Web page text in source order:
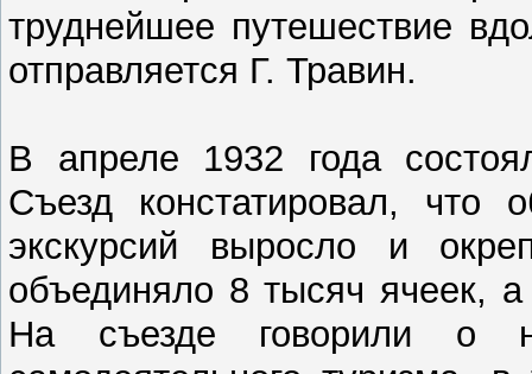
труднейшее путешествие
отправляется Г. Травин.
В апреле 1932 года
Съезд констатировал, что
экскурсий выросло и
объединяло 8 тысяч ячеек,
На съезде говорили о